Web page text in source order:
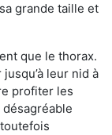
grande taille et
que le thorax.
leur nid à
profiter les